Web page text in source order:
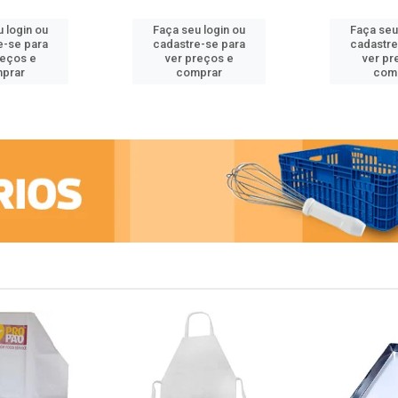
login ou
se para
e
Faça seu login ou
cadastre-se para
ver preços e
comprar
Faça
ver